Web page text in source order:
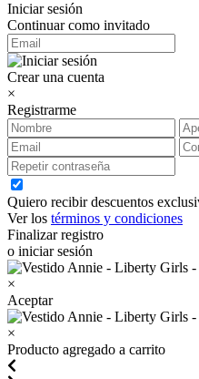
Iniciar sesión
Continuar como invitado
Crear una cuenta
×
Registrarme
Quiero recibir descuentos
Ver los términos y condiciones
Finalizar registro
o iniciar sesión
×
Aceptar
×
Producto agregado a carrito